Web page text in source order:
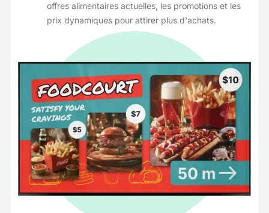
offres alimentaires actuelles, les promotions et les
prix dynamiques pour attirer plus d'achats.